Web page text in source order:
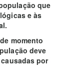
que
e às
momento
deve
por